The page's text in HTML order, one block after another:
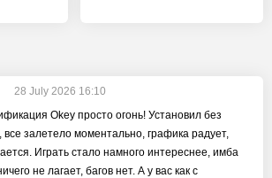
28 July 2026 16:10
Okey просто огонь! Установил без
все залетело моментально, графика радует,
Играть стало намного интереснее, имба
не лагает, багов нет. А у вас как с